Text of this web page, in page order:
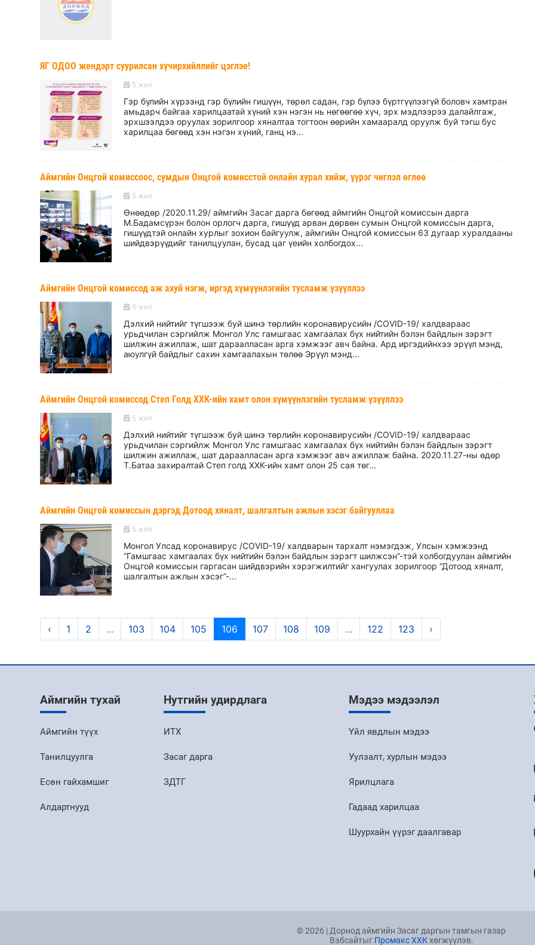
ЯГ ОДОО жендэрт суурилсан хүчирхийллийг цэглэе!
5 жил
Гэр бүлийн хүрээнд гэр бүлийн гишүүн, төрөл садан, гэр бүлээ бүртгүүлээгүй боловч хамтран
амьдарч байгаа харилцаатай хүний хэн нэгэн нь нөгөөгөө хүч, эрх мэдлээрээ далайлгаж,
эрхшээлдээ оруулах зорилгоор хяналтаа тогтоон өөрийн хамааралд оруулж буй тэгш бус
харилцаа бөгөөд хэн нэгэн хүний, ганц нэ...
Аймгийн Онцгой комиссоос, сумдын Онцгой комисстой онлайн хурал хийж, үүрэг чиглэл өглөө
5 жил
Өнөөдөр /2020.11.29/ аймгийн Засаг дарга бөгөөд аймгийн Онцгой комиссын дарга
М.Бадамсүрэн болон орлогч дарга, гишүүд арван дөрвөн сумын Онцгой комиссын дарга,
гишүүдтэй онлайн хурлыг зохион байгуулж, аймгийн Онцгой комиссын 63 дугаар хуралдааны
шийдвэрүүдийг танилцуулан, бусад цаг үеийн холбогдох...
Аймгийн Онцгой комиссод аж ахуй нэгж, иргэд хүмүүнлэгийн тусламж үзүүллээ
5 жил
Дэлхий нийтийг түгшээж буй шинэ төрлийн коронавирусийн /COVID-19/ халдвараас
урьдчилан сэргийлж Монгол Улс гамшгаас хамгаалах бүх нийтийн бэлэн байдлын зэрэгт
шилжин ажиллаж, шат дараалласан арга хэмжээг авч байна. Ард иргэдийнхээ эрүүл мэнд,
аюулгүй байдлыг сахин хамгаалахын төлөө Эрүүл мэнд...
Аймгийн Онцгой комиссод Степ Голд ХХК-ийн хамт олон хүмүүнлэгийн тусламж үзүүллээ
5 жил
Дэлхий нийтийг түгшээж буй шинэ төрлийн коронавирусийн /COVID-19/ халдвараас
урьдчилан сэргийлж Монгол Улс гамшгаас хамгаалах бүх нийтийн бэлэн байдлын зэрэгт
шилжин ажиллаж, шат дараалласан арга хэмжээг авч ажиллаж байна. 2020.11.27-ны өдөр
Т.Батаа захиралтай Степ голд ХХК-ийн хамт олон 25 сая төг...
Аймгийн Онцгой комиссын дэргэд Дотоод хяналт, шалгалтын ажлын хэсэг байгууллаа
5 жил
Монгол Улсад коронавирус /COVID-19/ халдварын тархалт нэмэгдэж, Улсын хэмжээнд
“Гамшгаас хамгаалах бүх нийтийн бэлэн байдлын зэрэгт шилжсэн”-тэй холбогдуулан аймгийн
Онцгой комиссын гаргасан шийдвэрийн хэрэгжилтийг хангуулах зорилгоор “Дотоод хяналт,
шалгалтын ажлын хэсэг”-...
‹ 1 2 ... 103 104 105 106 107 108 109 ... 122 123 ›
Аймгийн тухай
Аймгийн түүх
Танилцуулга
Есөн гайхамшиг
Алдартнууд
Нутгийн удирдлага
ИТХ
Засаг дарга
ЗДТГ
Мэдээ мэдээлэл
Үйл явдлын мэдээ
Уулзалт, хурлын мэдээ
Ярилцлага
Гадаад харилцаа
Шуурхайн үүрэг даалгавар
© 2026 | Дорнод аймгийн Засаг даргын тамгын газар
Вэбсайтыг Промакс ХХКхөгжүүлэв.